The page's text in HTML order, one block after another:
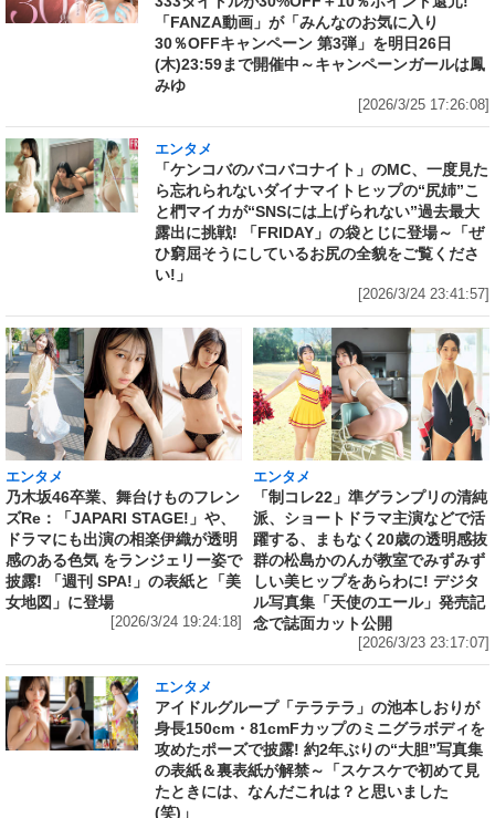
「FANZA動画」が「みんなのお気に入り
30％OFFキャンペーン 第3弾」を明日26日
(木)23:59まで開催中～キャンペーンガールは鳳
みゆ
[2026/3/25 17:26:08]
エンタメ
「ケンコバのバコバコナイト」のMC、一度見た
ら忘れられないダイナマイトヒップの“尻姉”こ
と椚マイカが“SNSには上げられない”過去最大
露出に挑戦! 「FRIDAY」の袋とじに登場～「ぜ
ひ窮屈そうにしているお尻の全貌をご覧くださ
い!」
[2026/3/24 23:41:57]
エンタメ
乃木坂46卒業、舞台けものフレン
ズRe：「JAPARI STAGE!」や、
ドラマにも出演の相楽伊織が透明
感のある色気 をランジェリー姿で
披露! 「週刊 SPA!」の表紙と「美
女地図」に登場
[2026/3/24 19:24:18]
エンタメ
「制コレ22」準グランプリの清純
派、ショートドラマ主演などで活
躍する、まもなく20歳の透明感抜
群の松島かのんが教室でみずみず
しい美ヒップをあらわに! デジタ
ル写真集「天使のエール」発売記
念で誌面カット公開
[2026/3/23 23:17:07]
エンタメ
アイドルグループ「テラテラ」の池本しおりが
身長150cm・81cmFカップのミニグラボディを
攻めたポーズで披露! 約2年ぶりの“大胆”写真集
の表紙＆裏表紙が解禁～「スケスケで初めて見
たときには、なんだこれは？と思いました
(笑)」